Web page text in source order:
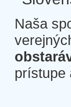
Naša
prístupe